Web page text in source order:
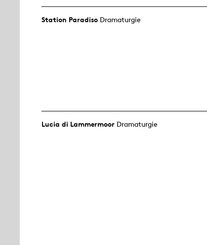
Station Paradiso Dramaturgie
Lucia di Lammermoor Dramaturgie